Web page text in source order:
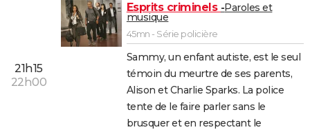
21h15
22h00
Esprits criminels Paroles et
musique
45mn - Série policière
Sammy, un enfant autiste, est le seul
témoin du meurtre de ses parents,
Alison et Charlie Sparks. La police
tente de le faire parler sans le
brusquer et en respectant le